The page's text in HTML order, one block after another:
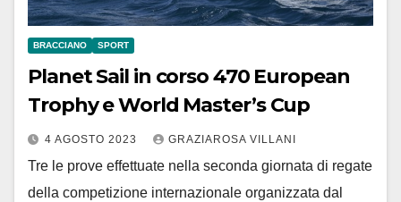
BRACCIANO SPORT
Planet Sail in corso 470 European
Trophy e World Master’s Cup
4 AGOSTO 2023 GRAZIAROSA VILLANI
Tre le prove effettuate nella seconda giornata di regate
della competizione internazionale organizzata dal